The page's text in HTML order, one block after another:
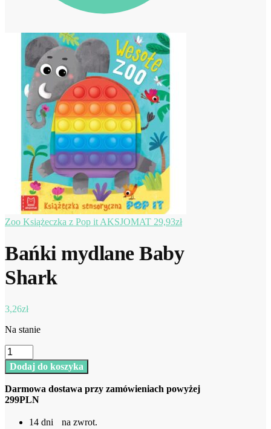
Zoo Książeczka z Pop it AKSJOMAT 29,93zł
Bańki mydlane Baby
Shark
3,26zł
Na stanie
ilość
Bańki
mydlane
Shark
Dodaj do koszyka
Darmowa dostawa przy zamówieniach powyżej
299PLN
14 dni na zwrot.